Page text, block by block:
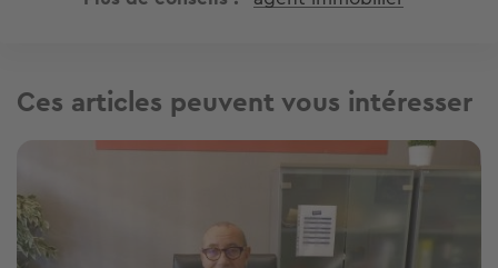
Ces articles peuvent vous intéresser